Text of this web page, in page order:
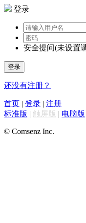
登录
安全提问(未设置
登录
还没有注册？
首页 | 登录 | 注册
标准版 | 触屏版 | 电脑版
© Comsenz Inc.